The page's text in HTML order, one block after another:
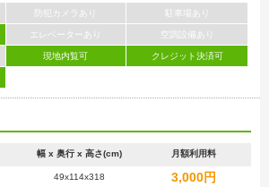
防犯カメラあり 駐車場あり
エレベーターあり 空調設備あり
現地内覧可 クレジット決済可
幅 x 奥行 x 高さ(cm) 月額利用料
49x114x318 3,000円